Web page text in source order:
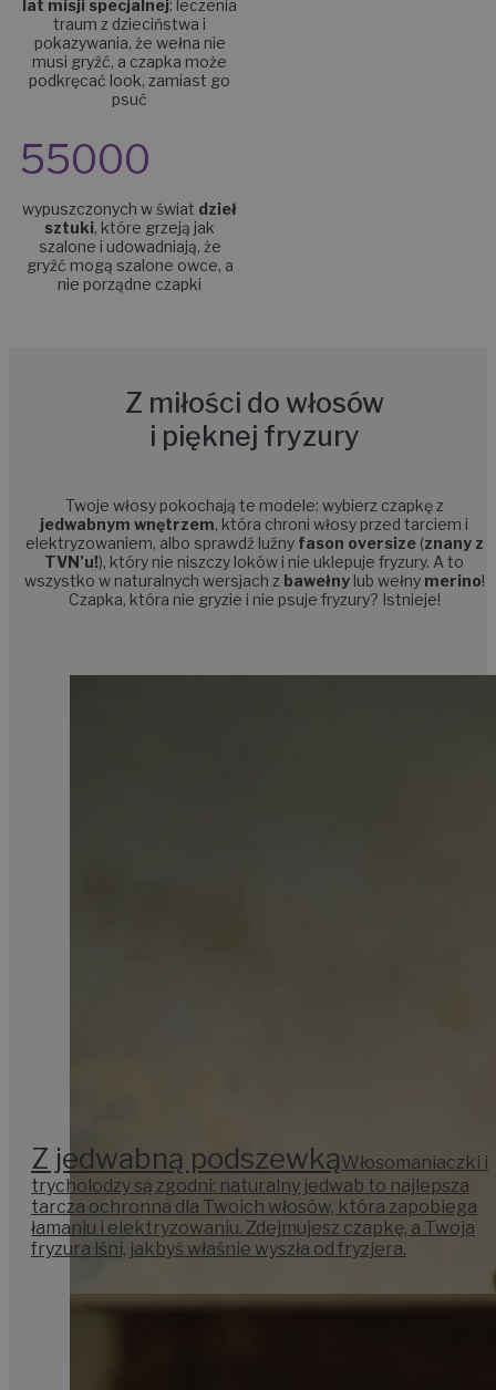
lat misji specjalnej: leczenia
traum z dzieciństwa i
pokazywania, że wełna nie
musi gryźć, a czapka może
podkręcać look, zamiast go
psuć
55000
wypuszczonych w świat dzieł
sztuki, które grzeją jak
szalone i udowadniają, że
gryźć mogą szalone owce, a
nie porządne czapki
Z miłości do włosów
i pięknej fryzury
Twoje włosy pokochają te modele: wybierz czapkę z
jedwabnym wnętrzem, która chroni włosy przed tarciem i
elektryzowaniem, albo sprawdź luźny fason oversize(znany z
TVN’u!), który nie niszczy loków i nie uklepuje fryzury. A to
wszystko w naturalnych wersjach z bawełnylub wełny merino!
Czapka, która nie gryzie i nie psuje fryzury? Istnieje!
Z jedwabną podszewkąWłosomaniaczki i
trycholodzy są zgodni: naturalny jedwab to najlepsza
tarcza ochronna dla Twoich włosów, która zapobiega
łamaniu i elektryzowaniu. Zdejmujesz czapkę, a Twoja
fryzura lśni, jakbyś właśnie wyszła od fryzjera.